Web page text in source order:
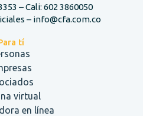
– Cali: 602 3860050
– info@cfa.com.co
tí
virtual
en línea